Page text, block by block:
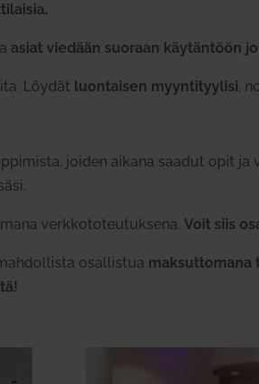
asiat viedään suoraan käy­täntöön
Löydät luon­taisen myyn­ti­tyylisi,
joiden aikana saadut opit
verk­ko­to­teu­tuksena.Voit siis
osal­listua mak­sut­tomana